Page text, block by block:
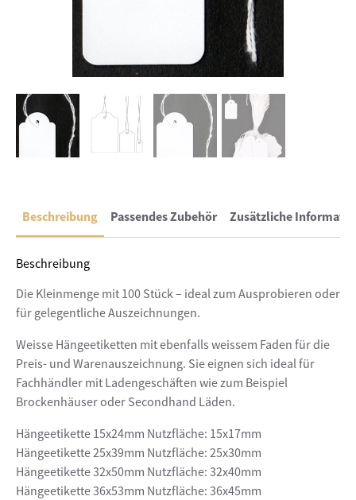
Beschreibung Passendes Zubehör Zusätzliche
Beschreibung
Die Kleinmenge mit 100 Stück – ideal zum Ausprobieren oder
für gelegentliche Auszeichnungen.
Weisse Hängeetiketten mit ebenfalls weissem Faden für die
Preis- und Warenauszeichnung. Sie eignen sich ideal für
Fachhändler mit Ladengeschäften wie zum Beispiel
Brockenhäuser oder Secondhand Läden.
Hängeetikette 15x24mm Nutzfläche: 15x17mm
Hängeetikette 25x39mm Nutzfläche: 25x30mm
Hängeetikette 32x50mm Nutzfläche: 32x40mm
Hängeetikette 36x53mm Nutzfläche: 36x45mm